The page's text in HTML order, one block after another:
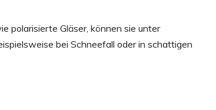
polarisierte Gläser, können sie unter
bei Schneefall oder in schattigen